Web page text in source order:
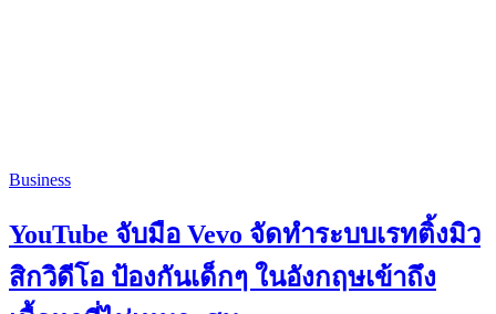
Business
YouTube จับมือ Vevo จัดทำระบบเรทติ้งมิว
สิกวิดีโอ ป้องกันเด็กๆ ในอังกฤษเข้าถึง